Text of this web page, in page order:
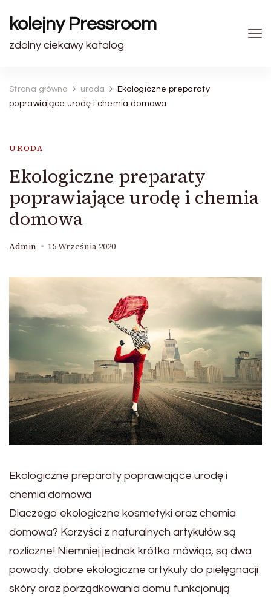
kolejny Pressroom
zdolny ciekawy katalog
Strona główna uroda
Ekologiczne preparaty
poprawiające urodę i chemia domowa
URODA
Ekologiczne preparaty
poprawiające urodę i chemia
domowa
Admin 15 Września 2020
Ekologiczne preparaty poprawiające urodę i
chemia domowa
Dlaczego ekologiczne kosmetyki oraz chemia
domowa? Korzyści z naturalnych artykułów są
rozliczne! Niemniej jednak krótko mówiąc, są dwa
powody: dobre ekologiczne artykuły do pielęgnacji
skóry oraz porządkowania domu funkcjonują